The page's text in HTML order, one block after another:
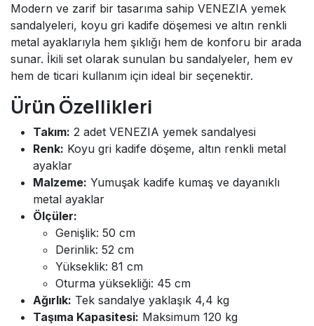
Modern ve zarif bir tasarıma sahip VENEZIA yemek
sandalyeleri, koyu gri kadife döşemesi ve altın renkli
metal ayaklarıyla hem şıklığı hem de konforu bir arada
sunar. İkili set olarak sunulan bu sandalyeler, hem ev
hem de ticari kullanım için ideal bir seçenektir.
Ürün Özellikleri
Takım: 2 adet VENEZIA yemek sandalyesi
Renk: Koyu gri kadife döşeme, altın renkli metal
ayaklar
Malzeme: Yumuşak kadife kumaş ve dayanıklı
metal ayaklar
Ölçüler:
Genişlik: 50 cm
Derinlik: 52 cm
Yükseklik: 81 cm
Oturma yüksekliği: 45 cm
Ağırlık: Tek sandalye yaklaşık 4,4 kg
Taşıma Kapasitesi: Maksimum 120 kg